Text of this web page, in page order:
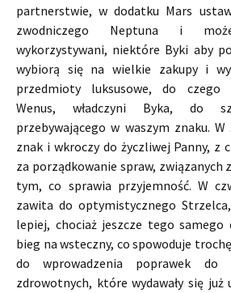
partnerstwie, w dodatku Mars
zwodniczego Neptuna i
wykorzystywani, niektóre Byki aby
wybiorą się na wielkie zakupy i
przedmioty luksusowe, do czego
Wenus, władczyni Byka, do
przebywającego w waszym znaku. W
znak i wkroczy do życzliwej Panny, z
za porządkowanie spraw, związanych
tym, co sprawia przyjemność. W
zawita do optymistycznego
lepiej, chociaż jeszcze tego samego
bieg na wsteczny, co spowoduje
do wprowadzenia poprawek do
zdrowotnych, które wydawały się już